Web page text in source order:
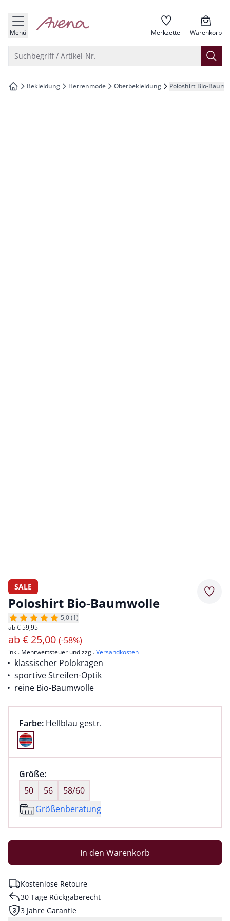
springen
springen
springen
springen
Menü zur Startseite Merkzettel Warenkorb
Suchbegriff / Artikel-Nr.
zur Startseite
Bekleidung Herrenmode Oberbekleidung Poloshirt Bio-
SALE
Poloshirt Bio-Baumwolle
5,0 (1)
ab € 59,95
ab€ 25,00 (-58%)
inkl. Mehrwertsteuer und zzgl.Versandkosten
klassischer Polokragen
sportive Streifen-Optik
reine Bio-Baumwolle
Farbauswahl:
Farbe: aktuell ausgewählt:
Hellblau gestr.
Farbe Hellblau gestr. ausgewählt
Größenauswahl:
Größe:nichts ausgewählt
50
56
58/60
Größenberatung
In den Warenkorb
Kostenlose Retoure
30 Tage Rückgaberecht
3 Jahre Garantie